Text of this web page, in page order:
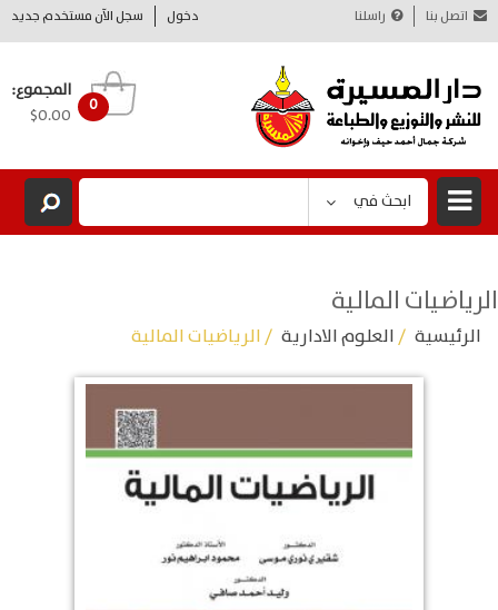
دخول سجل الآن مستخدم جديد اتصل بنا راسلنا
0
المجموع:
$0.00
ابحث في
الرياضيات المالية
الرئيسية /العلوم الادارية / الرياضيات المالية